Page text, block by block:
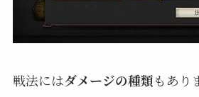
戦法にはダメージの種類もあり